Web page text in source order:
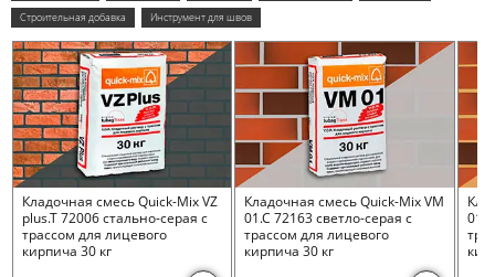
Строительная добавка
Инструмент для швов
Кладочная смесь Quick-Mix VZ
plus.T 72006 стально-серая с
трассом для лицевого
кирпича 30 кг
Кладочная смесь Quick-Mix VM
01.C 72163 светло-серая с
трассом для лицевого
кирпича 30 кг
01.I